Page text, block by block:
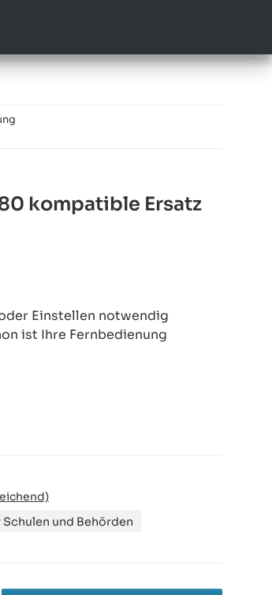
kompatible Ersatz
Einstellen notwendig
ist Ihre Fernbedienung
Schulen und Behörden